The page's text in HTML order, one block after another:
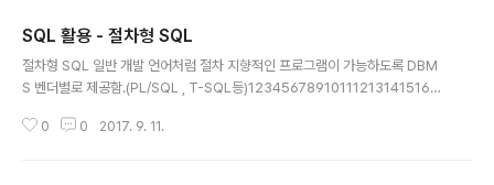
SQL 활용 - 절차형 SQL
절차형 SQL 일반 개발 언어처럼 절차 지향적인 프로그램이 가능하도록 DBM
S 벤더별로 제공함.(PL/SQL , T-SQL등)1234567891011121314151617
243444546474849505152535455565758596061626364656
0 0 2017. 9. 11.